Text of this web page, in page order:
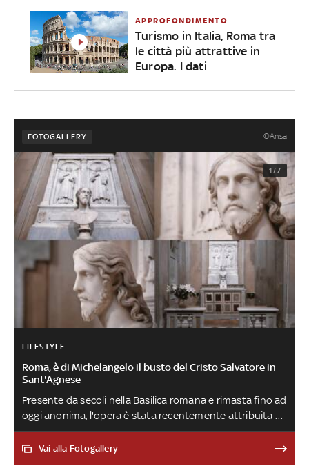
APPROFONDIMENTO
Turismo in Italia, Roma tra
le città più attrattive in
Europa. I dati
FOTOGALLERY ©Ansa
1/7
LIFESTYLE
Roma, è di Michelangelo il busto del Cristo Salvatore in
Sant'Agnese
Presente da secoli nella Basilica romana e rimasta fino ad
oggi anonima, l'opera è stata recentemente attribuita al
maestro del Rinascimento. A contribuire alla nuova
ricostruzione documentalesono stati testamenti,
Vai alla Fotogallery